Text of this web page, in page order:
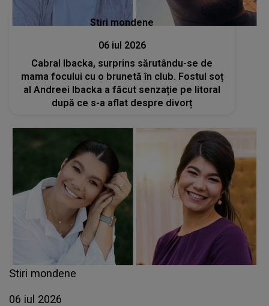
Stiri mondene
06 iul 2026
Cabral Ibacka, surprins sărutându-se de
mama focului cu o brunetă în club. Fostul soț
al Andreei Ibacka a făcut senzație pe litoral
după ce s-a aflat despre divorț
Stiri mondene
06 iul 2026